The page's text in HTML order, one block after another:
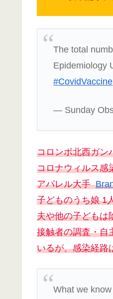
The total
Epidemiology
#CovidVaccine
— Sunday
コロンボ北西ガン
コロナウィルス感
アパレル大手
子どものうち娘 1
夫や他の子どもは
接触者の調査・自
いるが、感染経路
What we